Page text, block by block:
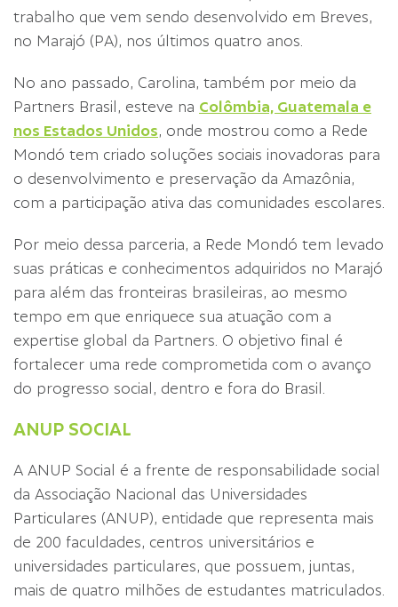
trabalho que vem sendo desenvolvido em Breves,
no Marajó (PA), nos últimos quatro anos.
No ano passado, Carolina, também por meio da
Partners Brasil, esteve na Colômbia, Guatemala e
nos Estados Unidos, onde mostrou como a Rede
Mondó tem criado soluções sociais inovadoras para
o desenvolvimento e preservação da Amazônia,
com a participação ativa das comunidades escolares.
Por meio dessa parceria, a Rede Mondó tem levado
suas práticas e conhecimentos adquiridos no Marajó
para além das fronteiras brasileiras, ao mesmo
tempo em que enriquece sua atuação com a
expertise global da Partners. O objetivo final é
fortalecer uma rede comprometida com o avanço
do progresso social, dentro e fora do Brasil.
ANUP SOCIAL
A ANUP Social é a frente de responsabilidade social
da Associação Nacional das Universidades
Particulares (ANUP), entidade que representa mais
de 200 faculdades, centros universitários e
universidades particulares, que possuem, juntas,
mais de quatro milhões de estudantes matriculados.